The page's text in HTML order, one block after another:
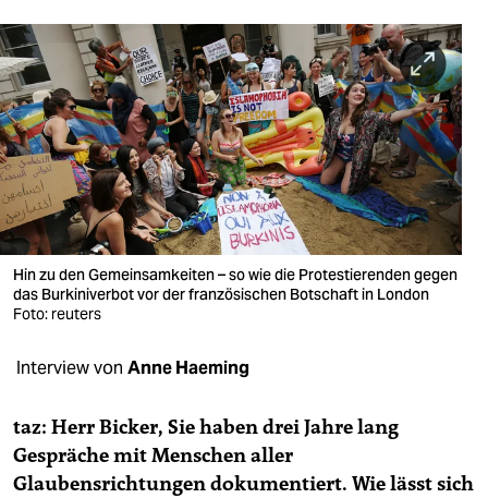
sport
berlin
nord
wahrheit
verlag
verlag
veranstaltungen
unterstützen
abo
Hin zu den Gemeinsamkeiten – so wie die Protestierenden gegen
das Burkiniverbot vor der französischen Botschaft in London
Foto: reuters
Interview von Anne Haeming
taz: Herr Bicker, Sie haben drei Jahre lang
Gespräche mit Menschen aller
Glaubensrichtungen dokumentiert. Wie lässt sich